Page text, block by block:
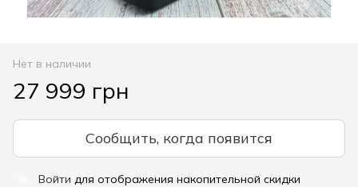
Нет в наличии
27 999 грн
Сообщить, когда появится
Войти для отображения накопительной скидки